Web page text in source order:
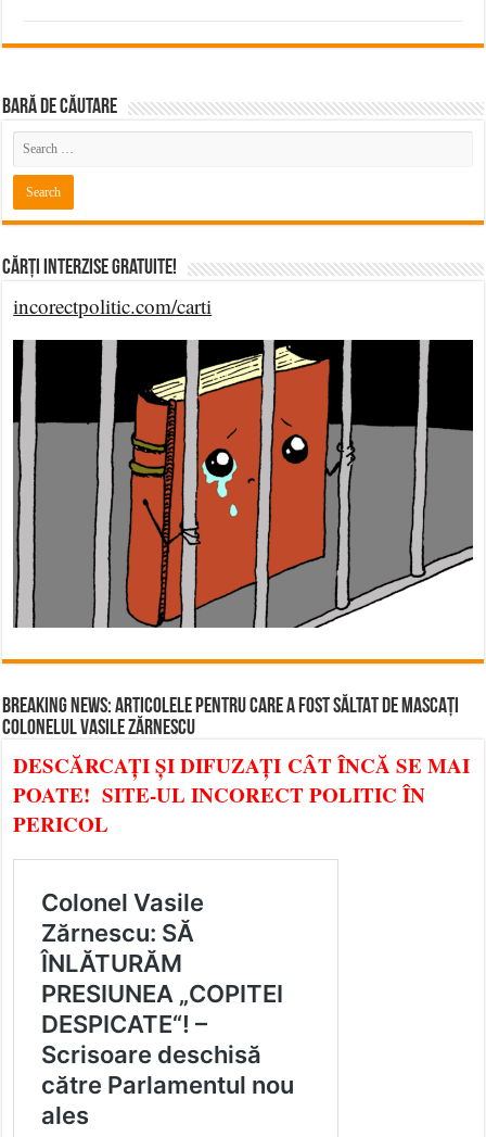
BARĂ DE CĂUTARE
Cărți Interzise Gratuite!
incorectpolitic.com/carti
BREAKING NEWS: ARTICOLELE PENTRU CARE A FOST SĂLTAT DE MASCAȚI
COLONELUL VASILE ZĂRNESCU
DESCĂRCAȚI ȘI DIFUZAȚI CÂT ÎNCĂ SE MAI
POATE! SITE-UL INCORECT POLITIC ÎN
PERICOL